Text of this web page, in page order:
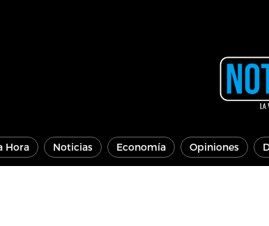
Hora Noticias Economía Opiniones